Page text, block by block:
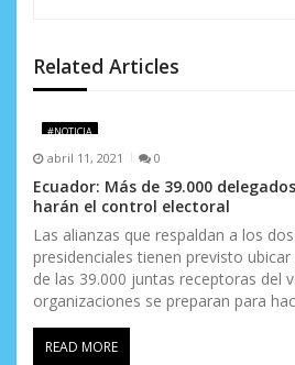
n
d
e
e
n
t
r
a
Related Articles
#NOTICIA
abril 11, 2021 0
Ecuador: Más de 39.000
harán el control electoral
Las alianzas que respaldan a los
presidenciales tienen previsto
de las 39.000 juntas receptoras del
organizaciones se preparan para
READ MORE